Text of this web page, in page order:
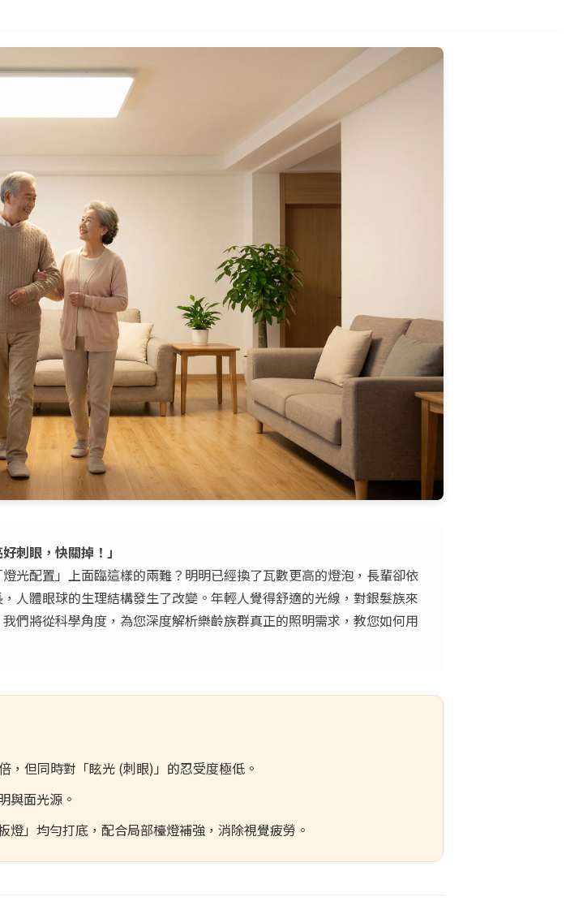
刺眼，快關掉！」
光配置」上面臨這樣的兩難？明明已經換了瓦數更高的燈泡，長輩卻依
人體眼球的生理結構發生了改變。年輕人覺得舒適的光線，對銀髮族來
們將從科學角度，為您深度解析樂齡族群真正的照明需求，教您如何用
，但同時對「眩光 (刺眼)」的忍受度極低。
與面光源。
燈」均勻打底，配合局部檯燈補強，消除視覺疲勞。